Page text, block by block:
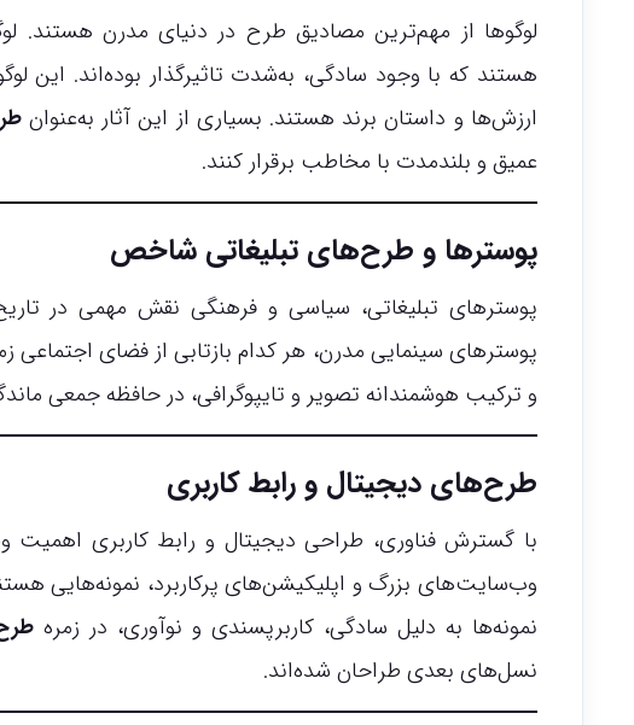
لوگوها از مهم‌ترین مصادیق طرح در دنیای مدرن هستند.
هستند که با وجود سادگی، به‌شدت تاثیرگذار بوده‌اند. این
ارزش‌ها و داستان برند هستند. بسیاری از این آثار به‌عنوان
عمیق و بلندمدت با مخاطب برقرار کنند.
پوسترها و طرح‌های تبلیغاتی شاخص
پوسترهای تبلیغاتی، سیاسی و فرهنگی نقش مهمی در
پوسترهای سینمایی مدرن، هر کدام بازتابی از فضای اجتماعی
و ترکیب هوشمندانه تصویر و تایپوگرافی، در حافظه جمعی
طرح‌های دیجیتال و رابط کاربری
با گسترش فناوری، طراحی دیجیتال و رابط کاربری اهمیت
وب‌سایت‌های بزرگ و اپلیکیشن‌های پرکاربرد، نمونه‌هایی
نمونه‌ها به دلیل سادگی، کاربرپسندی و نوآوری، در زمره
نسل‌های بعدی طراحان شده‌اند.